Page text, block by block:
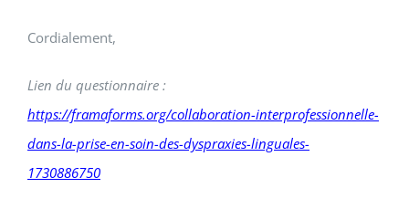
Cordialement,
Lien du questionnaire :
https://framaforms.org/collaboration-interprofessionnelle-
dans-la-prise-en-soin-des-dyspraxies-linguales-
1730886750